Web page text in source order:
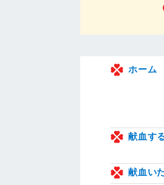
ホーム
献血す
献血い